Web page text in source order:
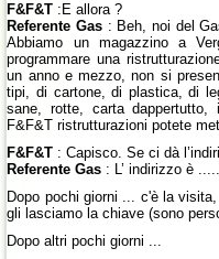
F&F&T :E allora ?
Referente Gas : Beh, noi del
Abbiamo un magazzino a
programmare una
un anno e mezzo, non si
tipi, di cartone, di plastica, di
sane, rotte, carta
F&F&T ristrutturazioni potete
F&F&T : Capisco. Se ci dà
Referente Gas : L’ indirizzo è
Dopo pochi giorni ... c'è la
gli lasciamo la chiave (sono
Dopo altri pochi giorni ...